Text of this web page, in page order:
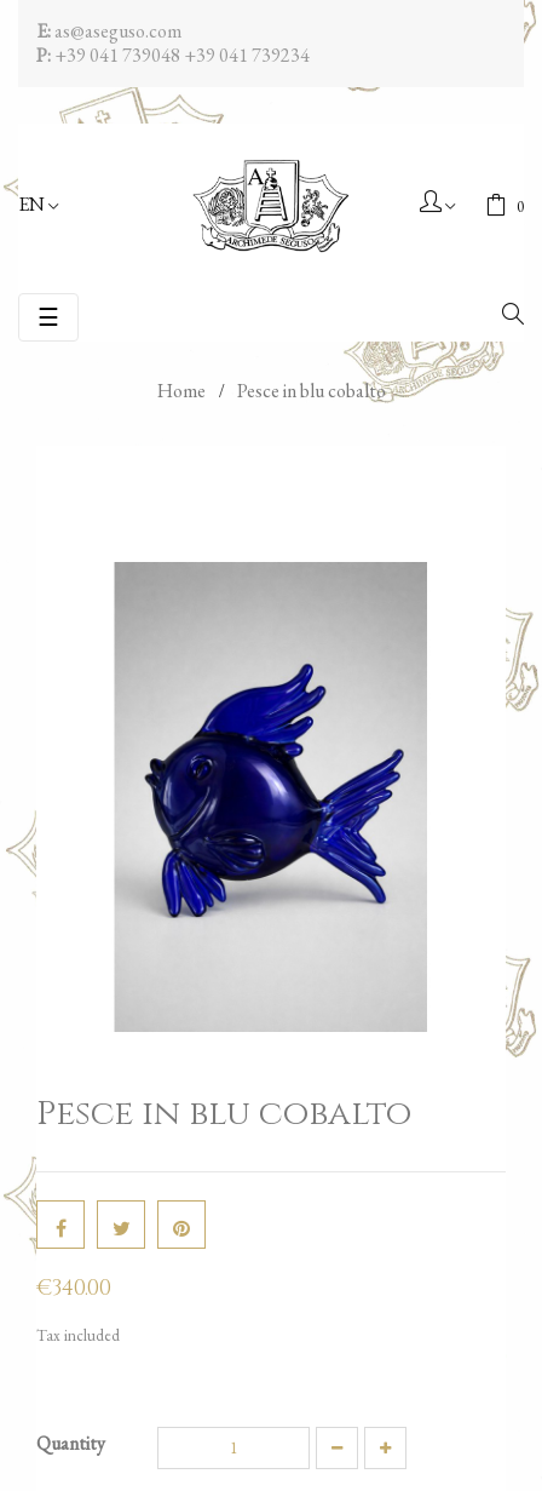
E:as@aseguso.com
P:+39 041 739048 +39 041 739234
EN 0
Toggle
navigation
☰
Home Pesce in blu cobalto
Pesce in blu cobalto
€340.00
Tax included
Quantity